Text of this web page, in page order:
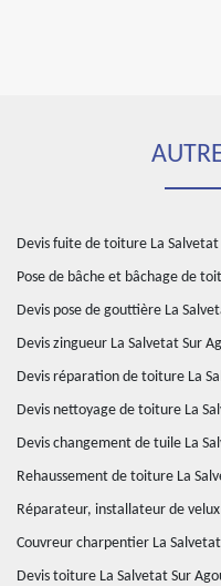
Devis fuite de toiture La
Pose de bâche et bâchage de
Devis pose de gouttière La
Devis zingueur La Salvetat Sur
Devis réparation de toiture La
Devis nettoyage de toiture La
Devis changement de tuile La
Rehaussement de toiture La
Réparateur, installateur de
Couvreur charpentier La
Devis toiture La Salvetat Sur